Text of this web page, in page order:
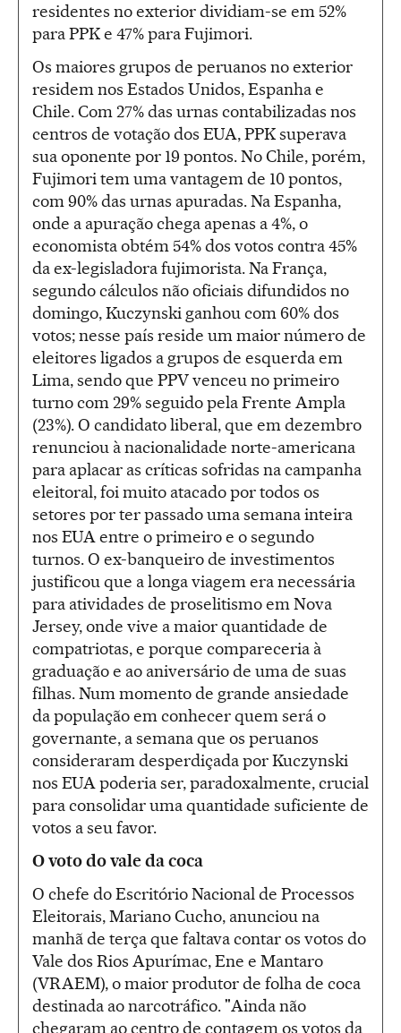
residentes no exterior dividiam-se em 52%
para PPK e 47% para Fujimori.
Os maiores grupos de peruanos no exterior
residem nos Estados Unidos, Espanha e
Chile. Com 27% das urnas contabilizadas nos
centros de votação dos EUA, PPK superava
sua oponente por 19 pontos. No Chile, porém,
Fujimori tem uma vantagem de 10 pontos,
com 90% das urnas apuradas. Na Espanha,
onde a apuração chega apenas a 4%, o
economista obtém 54% dos votos contra 45%
da ex-legisladora fujimorista. Na França,
segundo cálculos não oficiais difundidos no
domingo, Kuczynski ganhou com 60% dos
votos; nesse país reside um maior número de
eleitores ligados a grupos de esquerda em
Lima, sendo que PPV venceu no primeiro
turno com 29% seguido pela Frente Ampla
(23%). O candidato liberal, que em dezembro
renunciou à nacionalidade norte-americana
para aplacar as críticas sofridas na campanha
eleitoral, foi muito atacado por todos os
setores por ter passado uma semana inteira
nos EUA entre o primeiro e o segundo
turnos. O ex-banqueiro de investimentos
justificou que a longa viagem era necessária
para atividades de proselitismo em Nova
Jersey, onde vive a maior quantidade de
compatriotas, e porque compareceria à
graduação e ao aniversário de uma de suas
filhas. Num momento de grande ansiedade
da população em conhecer quem será o
governante, a semana que os peruanos
consideraram desperdiçada por Kuczynski
nos EUA poderia ser, paradoxalmente, crucial
para consolidar uma quantidade suficiente de
votos a seu favor.
O voto do vale da coca
O chefe do Escritório Nacional de Processos
Eleitorais, Mariano Cucho, anunciou na
manhã de terça que faltava contar os votos do
Vale dos Rios Apurímac, Ene e Mantaro
(VRAEM), o maior produtor de folha de coca
destinada ao narcotráfico. "Ainda não
chegaram ao centro de contagem os votos da